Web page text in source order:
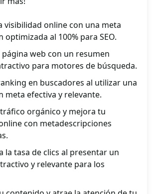
visibilidad online con una meta
optimizada al 100% para SEO.
página web con un resumen
para motores de búsqueda.
en buscadores al utilizar una
meta efectiva y relevante.
orgánico y mejora tu
con metadescripciones
la tasa de clics al presentar un
y relevante para los